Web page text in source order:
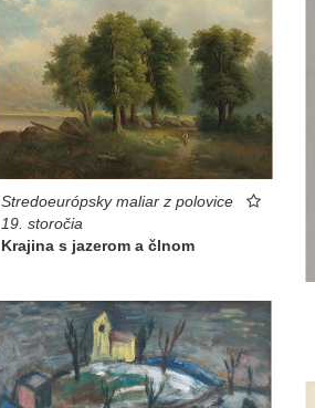
Stredoeurópsky maliar z polovice
19. storočia
Krajina s jazerom a člnom